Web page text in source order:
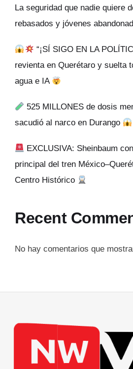
La seguridad que nadie quiere
rebasados y jóvenes
“¡SÍ SIGO EN LA
revienta en Querétaro y suelta
agua e IA
525 MILLONES de dosis
sacudió al narco en Durango
EXCLUSIVA: Sheinbaum
principal del tren
Centro Histórico
Recent
No hay comentarios que